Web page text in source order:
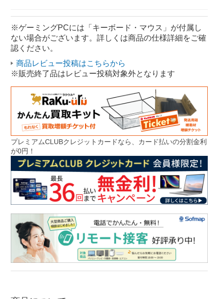
※ゲーミングPCには「キーボード・マウス」が付属し
ない場合がございます。詳しくは商品の仕様詳細をご確
認ください。
商品レビュー投稿はこちらから
※販売終了品はレビュー投稿対象外となります
プレミアムCLUBクレジットカードなら、カード払いの分割金利
が0円！